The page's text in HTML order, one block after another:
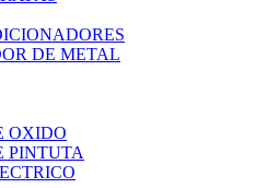
DE METAL
OXIDO
PINTUTA